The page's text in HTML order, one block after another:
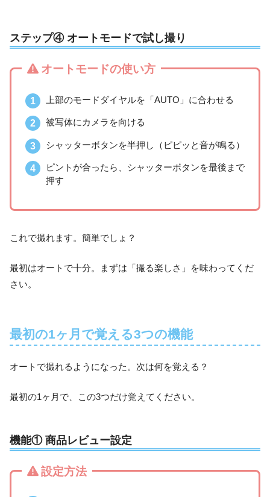
ステップ④ オートモードで試し撮り
オートモードの使い方
上部のモードダイヤルを「AUTO」に合わせる
被写体にカメラを向ける
シャッターボタンを半押し（ピピッと音が鳴る）
ピントが合ったら、シャッターボタンを最後まで
押す
これで撮れます。簡単でしょ？
最初はオートで十分。まずは「撮る楽しさ」を味わってくだ
さい。
最初の1ヶ月で覚える3つの機能
オートで撮れるようになった。次は何を覚える？
最初の1ヶ月で、この3つだけ覚えてください。
機能① 商品レビュー設定
設定方法